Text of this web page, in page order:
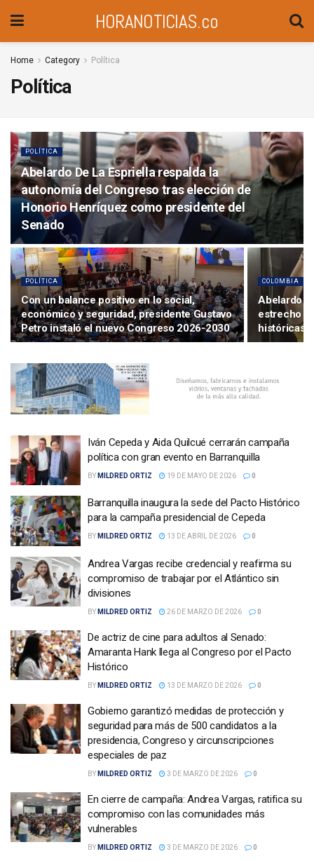
HORANOTICIAS.co
Home Category Política
Política
POLÍTICA
Abelardo De La Espriella respalda la
autonomía del Congreso tras elección de
Honorio Henríquez como presidente del
Senado
POLÍTICA
Con un balance positivo en lo social,
económico y seguridad, presidente Gustavo
Petro instaló el nuevo Congreso 2026-2030
COLOMBIA
Abelardo
estrecho
históricas
Iván Cepeda y Aida Quilcué cerrarán campaña
política con gran evento en Barranquilla
BY MILDRED ORTIZ 19 DE MAYO DE 2026 0
Barranquilla inaugura la sede del Pacto Histórico
para la campaña presidencial de Cepeda
BY MILDRED ORTIZ 13 DE ABRIL DE 2026 0
Andrea Vargas recibe credencial y reafirma su
compromiso de trabajar por el Atlántico sin
divisiones
BY MILDRED ORTIZ 26 DE MARZO DE 2026 0
De actriz de cine para adultos al Senado:
Amaranta Hank llega al Congreso por el Pacto
Histórico
BY MILDRED ORTIZ 13 DE MARZO DE 2026 0
Gobierno garantizó medidas de protección y
seguridad para más de 500 candidatos a la
presidencia, Congreso y circunscripciones
especiales de paz
BY MILDRED ORTIZ 3 DE MARZO DE 2026 0
En cierre de campaña: Andrea Vargas, ratifica su
compromiso con las comunidades más
vulnerables
BY MILDRED ORTIZ 3 DE MARZO DE 2026 0